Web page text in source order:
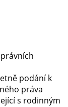
podání k
práva
s rodinným